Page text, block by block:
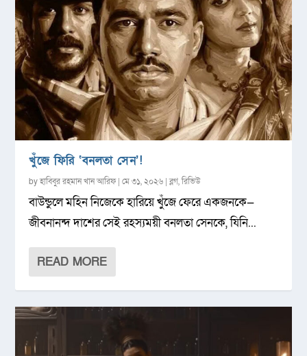
খুঁজে ফিরি ‘বনলতা সেন’!
byহাবিবুর রহমান খান আরিফ|মে ৩১, ২০২৬ |ব্লগ,রিভিউ
বাউন্ডুলে মহিন নিজেকে হারিয়ে খুঁজে ফেরে একজনকে—
জীবনানন্দ দাশের সেই রহস্যময়ী বনলতা সেনকে, যিনি...
READ MORE